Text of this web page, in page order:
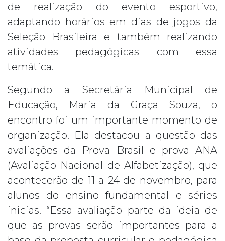
de realização do evento esportivo,
adaptando horários em dias de jogos da
Seleção Brasileira e também realizando
atividades pedagógicas com essa
temática.
Segundo a Secretária Municipal de
Educação, Maria da Graça Souza, o
encontro foi um importante momento de
organização. Ela destacou a questão das
avaliações da Prova Brasil e prova ANA
(Avaliação Nacional de Alfabetização), que
acontecerão de 11 a 24 de novembro, para
alunos do ensino fundamental e séries
inicias. “Essa avaliação parte da ideia de
que as provas serão importantes para a